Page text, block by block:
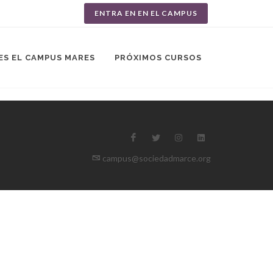
ENTRA EN EN EL CAMPUS
EL CAMPUS MARES PRÓXIMOS CURSOS
campus@sociedadmarce.org